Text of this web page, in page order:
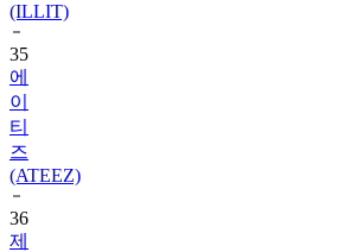
(ILLIT)
35
에
이
티
즈
(ATEEZ)
36
제